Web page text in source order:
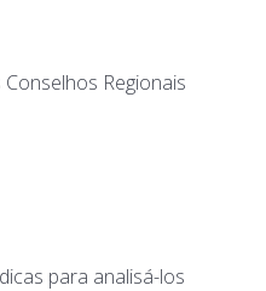
Regionais
para analisá-los